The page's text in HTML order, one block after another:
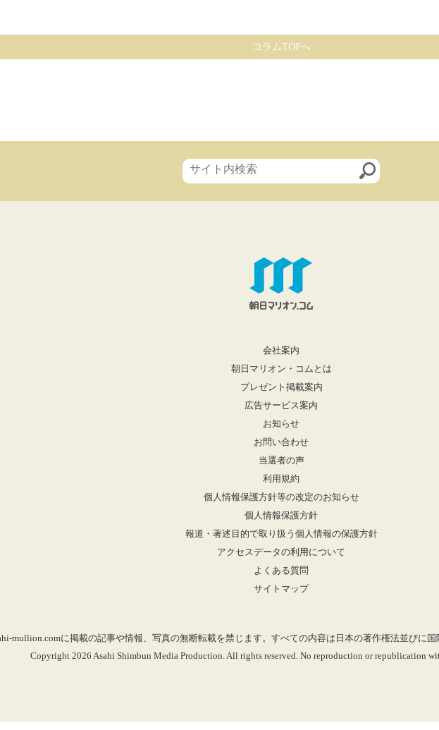
コラムTOPへ
会社案内
朝日マリオン・コムとは
プレゼント掲載案内
広告サービス案内
お知らせ
お問い合わせ
当選者の声
利用規約
個人情報保護方針等の改定のお知らせ
個人情報保護方針
報道・著述目的で取り扱う個人情報の保護方針
アクセスデータの利用について
よくある質問
サイトマップ
mullion.comに掲載の記事や情報、写真の無断転載を禁じます。すべての内容は日本の著作権法並びに
Copyright 2026 Asahi Shimbun Media Production. All rights reserved. No reproduction or republication